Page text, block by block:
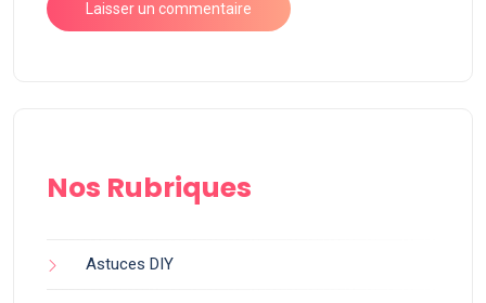
Nos Rubriques
Astuces DIY